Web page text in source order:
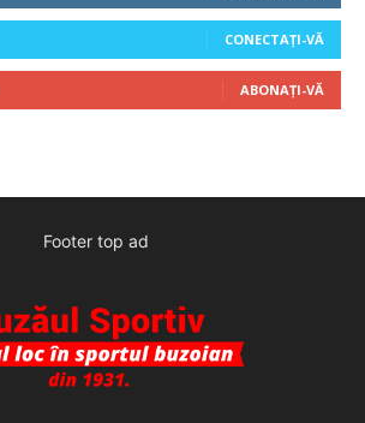
CONECTAȚI-VĂ
ABONAȚI-VĂ
Footer top ad